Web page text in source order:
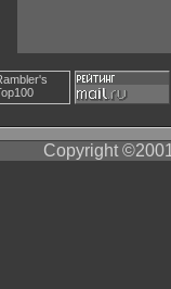
Copyright